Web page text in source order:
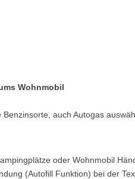
Wohnmobil
auch Autogas
oder Wohnmobil
(Autofill Funktion) bei der